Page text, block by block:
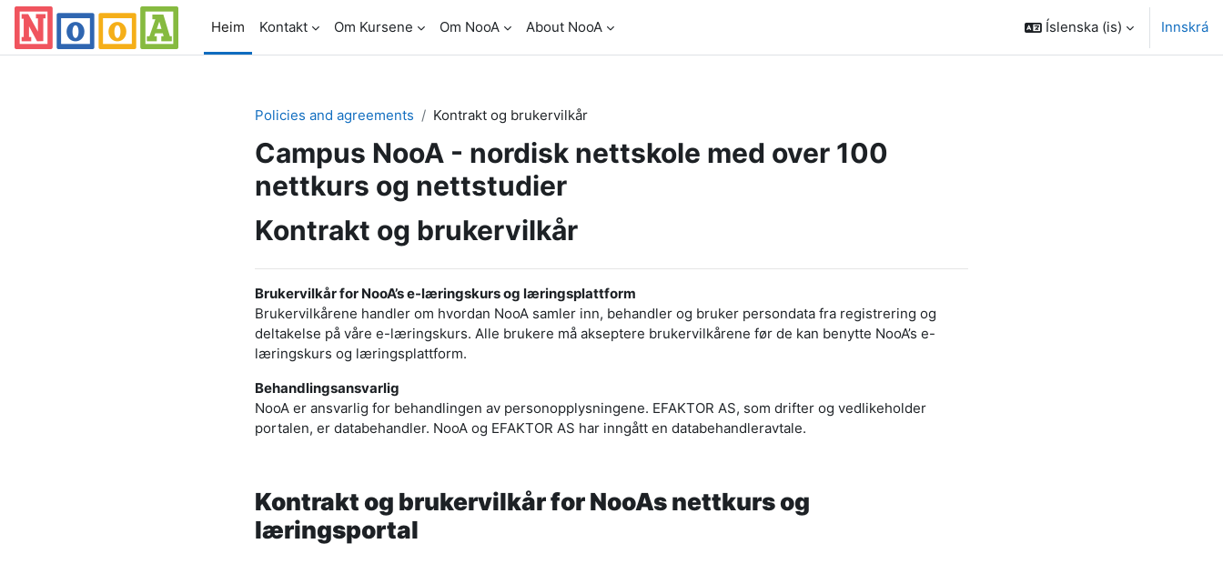
Farðu á aðalefni
Heim
Kontakt Om Kursene Om NooA About NooA Íslenska ‎(is)‎ Innskrá
Policies and agreements Kontrakt og brukervilkår
Campus NooA - nordisk nettskole med over 100
nettkurs og nettstudier
Kontrakt og brukervilkår
Brukervilkår for NooA’s e-læringskurs og læringsplattform
Brukervilkårene handler om hvordan NooA samler inn, behandler og bruker persondata fra registrering og
deltakelse på våre e-læringskurs. Alle brukere må akseptere brukervilkårene før de kan benytte NooA’s e-
læringskurs og læringsplattform.
Behandlingsansvarlig
NooA er ansvarlig for behandlingen av personopplysningene. EFAKTOR AS, som drifter og vedlikeholder
portalen, er databehandler. NooA og EFAKTOR AS har inngått en databehandleravtale.
Kontrakt og brukervilkår for NooAs nettkurs og
læringsportal